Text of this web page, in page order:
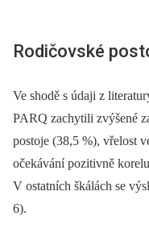
Rodičovské
Ve shodě s údaji z
PARQ zachytili zvýšené
postoje (38,5 %), vřelost
očekávání pozitivně
V ostatních škálách se
6).